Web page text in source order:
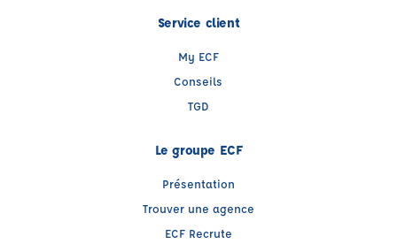
Service client
My ECF
Conseils
TGD
Le groupe ECF
Présentation
Trouver une agence
ECF Recrute